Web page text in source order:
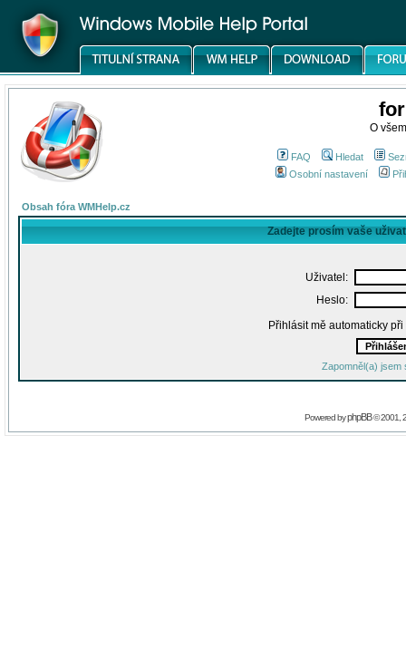
O
FAQ Hledat
Osobní nastavení
Obsah fóra WMHelp.cz
Zadejte prosím vaše
Uživatel:
Heslo:
Přihlásit mě automaticky
Zapomněl(a) jsem
Powered byphpBB© 2001,